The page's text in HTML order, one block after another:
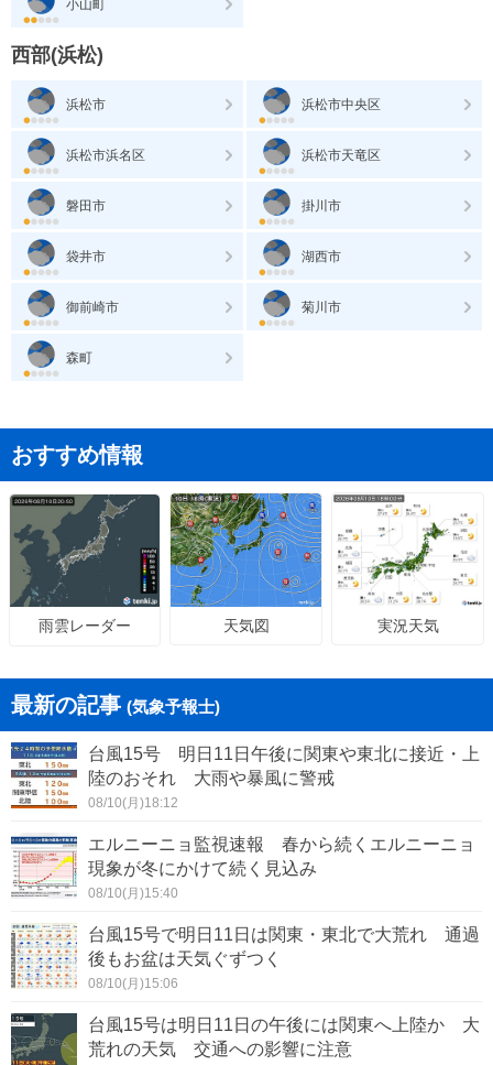
小山町
西部(浜松)
浜松市 浜松市中央区
浜松市浜名区 浜松市天竜区
磐田市 掛川市
袋井市 湖西市
御前崎市 菊川市
森町
おすすめ情報
雨雲レーダー 天気図 実況天気
最新の記事 (気象予報士)
台風15号 明日11日午後に関東や東北に接近・上
陸のおそれ 大雨や暴風に警戒
08/10(月)18:12
エルニーニョ監視速報 春から続くエルニーニョ
現象が冬にかけて続く見込み
08/10(月)15:40
台風15号で明日11日は関東・東北で大荒れ 通過
後もお盆は天気ぐずつく
08/10(月)15:06
台風15号は明日11日の午後には関東へ上陸か 大
荒れの天気 交通への影響に注意